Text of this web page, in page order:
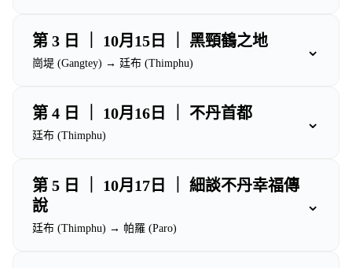
第 3 日 ｜ 10月15日 ｜ 黑頸鶴之地
崗堤 (Gangtey) → 廷布 (Thimphu)
⌄
第 4 日 ｜ 10月16日 ｜ 不丹首都
廷布 (Thimphu)
⌄
第 5 日 ｜ 10月17日 ｜ 細談不丹幸福傳
說
廷布 (Thimphu) → 帕羅 (Paro)
⌄